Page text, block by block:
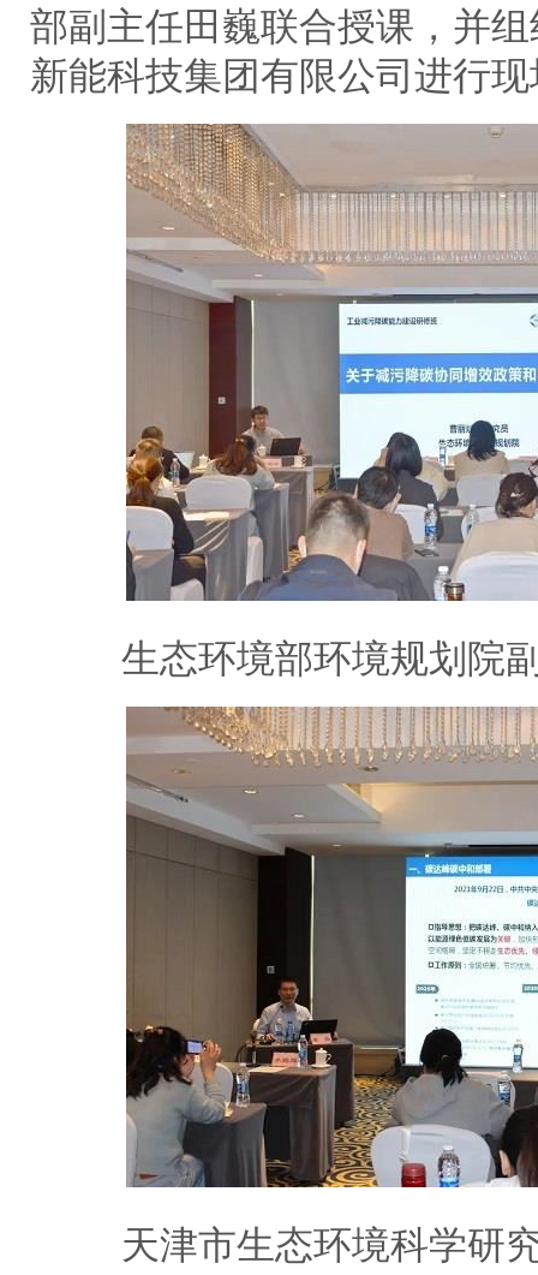
部副主任田巍联合授课，并
新能科技集团有限公司进行
生态环境部环境规划院
天津市生态环境科学研